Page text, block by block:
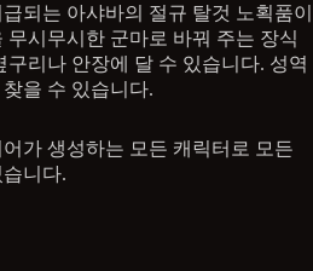
되는 아샤바의 절규 탈것 노획품이
시무시한 군마로 바꿔 주는 장식
리나 안장에 달 수 있습니다. 성역
을 수 있습니다.
가 생성하는 모든 캐릭터로 모든
니다.